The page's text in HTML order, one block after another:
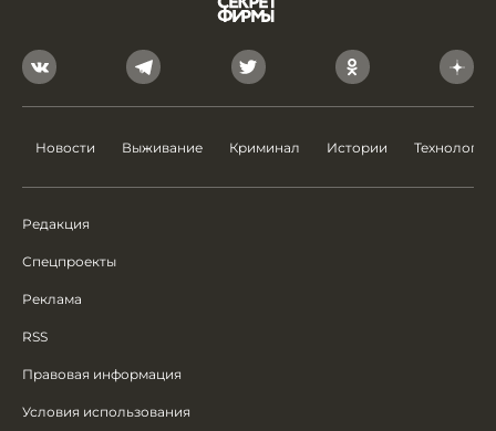
Новости Выживание Криминал Истории Технологии
Редакция
Спецпроекты
Реклама
RSS
Правовая информация
Условия использования